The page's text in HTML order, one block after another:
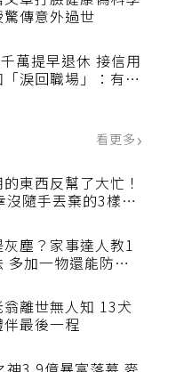
文章打臉健康偽科學
驚傳意外過世
萬提早退休 接信用
「淚回職場」：有錢
的東西反幫了大忙！
沒隨手丟棄的3樣物
灰塵？家事達人教1
翁離世無人知 13犬